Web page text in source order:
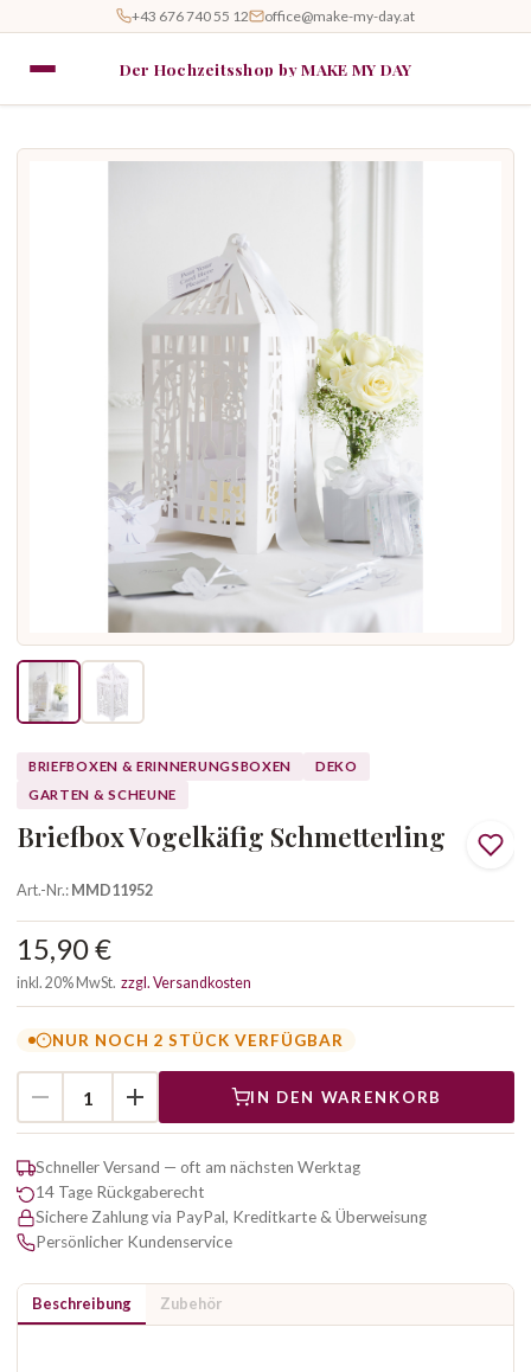
+43 676 740 55 12 office@make-my-day.at
Der Hochzeitsshop by MAKE MY DAY
BRIEFBOXEN & ERINNERUNGSBOXEN
DEKO
GARTEN & SCHEUNE
Briefbox Vogelkäfig Schmetterling
Art.-Nr.:MMD11952
15,90 €
inkl. 20% MwSt. zzgl. Versandkosten
NUR NOCH 2 STÜCK VERFÜGBAR
IN DEN WARENKORB
Schneller Versand — oft am nächsten Werktag
14 Tage Rückgaberecht
Sichere Zahlung via PayPal, Kreditkarte & Überweisung
Persönlicher Kundenservice
Beschreibung Zubehör